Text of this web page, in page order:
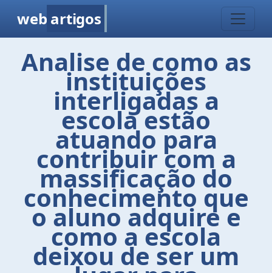
web artigos
Analise de como as
instituições
interligadas a
escola estão
atuando para
contribuir com a
massificação do
conhecimento que
o aluno adquire e
como a escola
deixou de ser um